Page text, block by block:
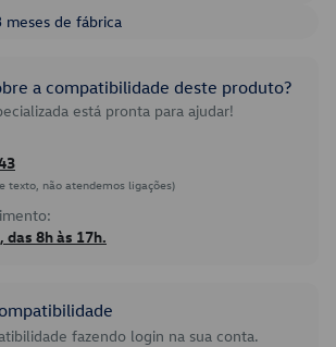
meses de fábrica
a compatibilidade deste produto?
está pronta para ajudar!
texto, não atendemos ligações)
das 8h às 17h.
fazendo login na sua conta.